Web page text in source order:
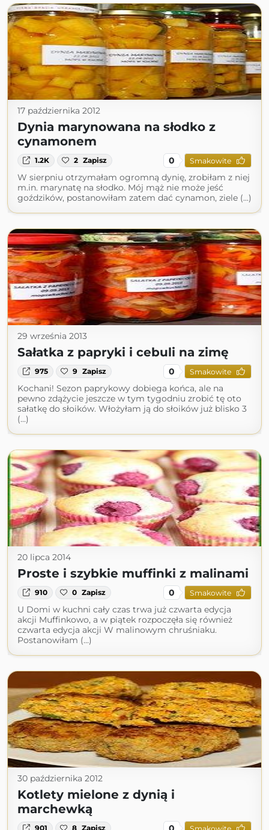
17 października 2012
Dynia marynowana na słodko z
cynamonem
1.2K 2 Zapisz 0 Smakowite
W sierpniu otrzymałam ogromną dynię, zrobiłam z niej
m.in. marynatę na słodko. Mój mąż nie może jeść
goździków, postanowiłam zatem dać cynamon, ziele (...)
29 września 2013
Sałatka z papryki i cebuli na zimę
975 9 Zapisz 0 Smakowite
Kochani! Sezon paprykowy dobiega końca, ale na
pewno zdążycie jeszcze w tym tygodniu zrobić tę oto
sałatkę do słoików. Włożyłam ją do słoików już blisko 3
(...)
20 lipca 2014
Proste i szybkie muffinki z malinami
910 0 Zapisz 0 Smakowite
U Domi w kuchni cały czas trwa już czwarta edycja
akcji Muffinkowo, a w piątek rozpoczęła się również
czwarta edycja akcji W malinowym chruśniaku.
Postanowiłam (...)
30 października 2012
Kotlety mielone z dynią i
marchewką
901 8 Zapisz Smakowite